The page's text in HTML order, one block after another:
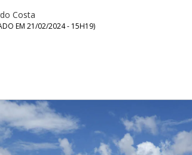
Costa
EM 21/02/2024 - 15H19)